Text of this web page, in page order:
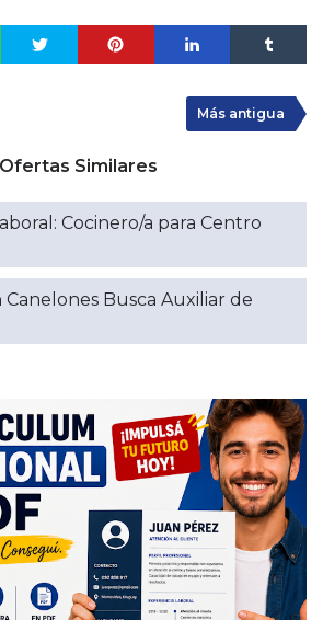
Más antigua
Ofertas Similares
Cocinero/a para Centro
Canelones Busca Auxiliar de